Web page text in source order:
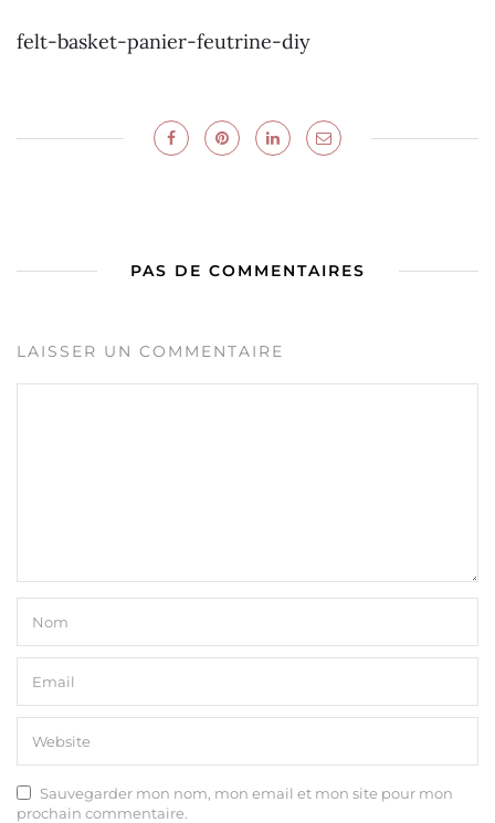
felt-basket-panier-feutrine-diy
PAS DE COMMENTAIRES
LAISSER UN COMMENTAIRE
Sauvegarder mon nom, mon email et mon site pour mon
prochain commentaire.